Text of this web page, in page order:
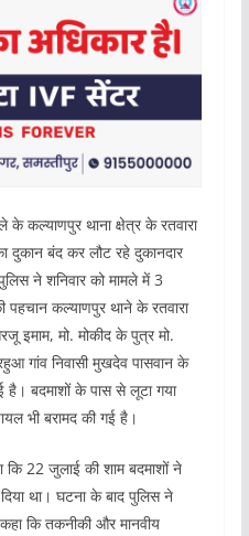
के कल्याणपुर थाना क्षेत्र के रतवारा
दुकान बंद कर लौट रहे दुकानदार
ने शनिवार को मामले में 3
पहचान कल्याणपुर थाने के रतवारा
इमाम, मो. मोकीद के पुत्र मो.
गांव निवासी मुखदेव पासवान के
बदमाशों के पास से लूटा गया
भी बरामद की गई है।
22 जुलाई की शाम बदमाशों ने
था। घटना के बाद पुलिस ने
कि तकनीकी और मानवीय